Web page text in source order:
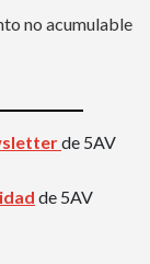
no acumulable
de 5AV
de 5AV